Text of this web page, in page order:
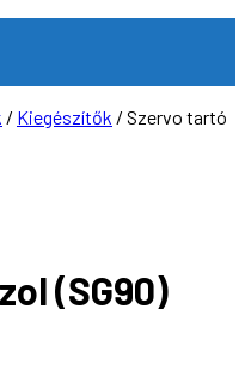
/ Kiegészítők / Szervo tartó
(SG90)